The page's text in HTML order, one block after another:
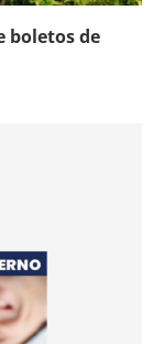
boletos de